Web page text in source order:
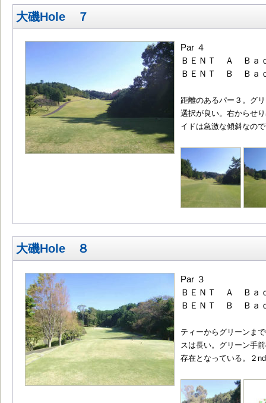
大磯Hole ７
Par ４
ＢＥＮＴ Ａ Ｂａ
ＢＥＮＴ Ｂ Ｂａ
距離のあるパー３。グ
選択が良い。右からせ
イドは急激な傾斜なの
大磯Hole ８
Par ３
ＢＥＮＴ Ａ Ｂａ
ＢＥＮＴ Ｂ Ｂａ
ティーからグリーンま
スは長い。グリーン手
存在となっている。２